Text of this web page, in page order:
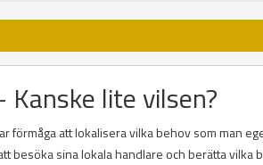
lite vilsen?
förmåga att lokalisera vilka behov som man
besöka sina lokala handlare och berätta vilka